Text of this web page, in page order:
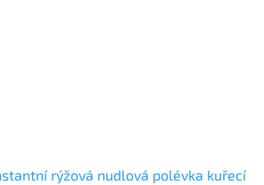
rýžová nudlová polévka kuřecí